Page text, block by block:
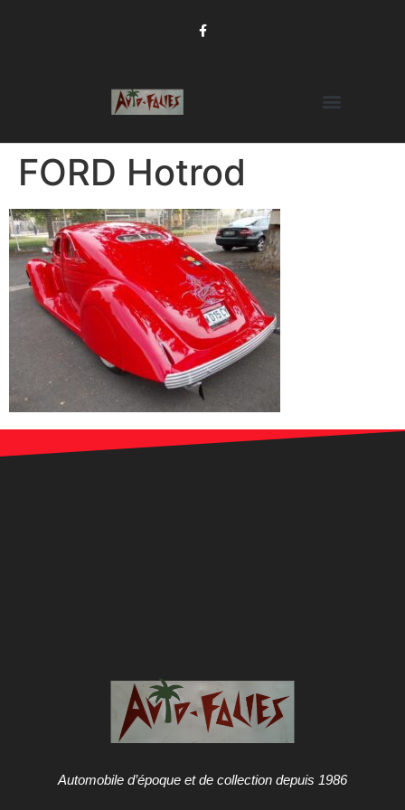
FORD Hotrod
Automobile d’époque et de collection depuis 1986